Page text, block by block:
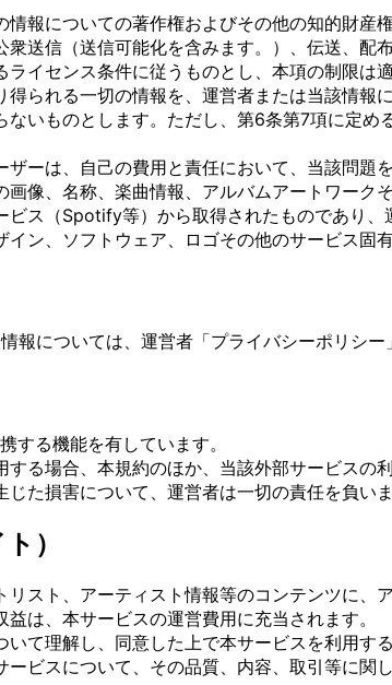
報についての著作権およびその他の知的財
送信（送信可能化を含みます。）、伝送、
イセンス条件に従うものとし、本項の制限は適
られる一切の情報を、運営者または当該情
いものとします。ただし、第6条第7項に定
ーは、自己の費用と責任において、当該問題
像、名称、楽曲情報、アルバムアートワー
ス（Spotify等）から取得されたものであり、
ン、ソフトウェア、ロゴその他のサービス固
報については、運営者「プライバシーポリシー
る機能を有しています。
る場合、本規約のほか、当該外部サービスの
た損害について、運営者は一切の責任を負いま
）
スト、アーティスト情報等のコンテンツに、
は、本サービスの運営費用に充当されます。
て理解し、同意した上で本サービスを利用する
ビスについて、その品質、内容、取引等に関